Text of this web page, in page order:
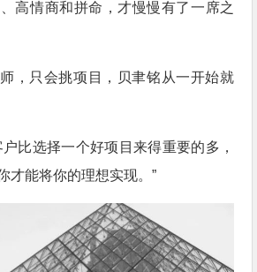
高情商和拼命，才慢慢有了一席之
，只会挑项目，贝聿铭从一开始就
比选择一个好项目来得重要的多，
才能将你的理想实现。”